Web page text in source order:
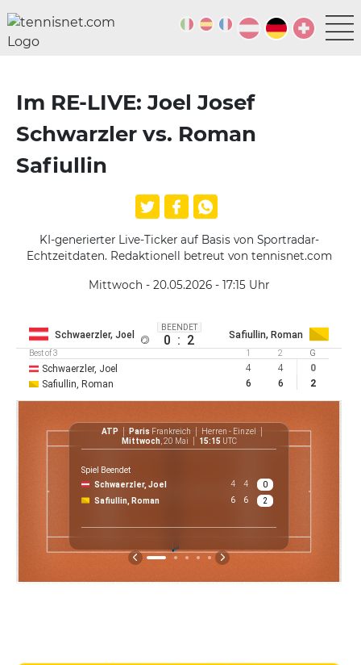
Im RE-LIVE: Joel Josef
Schwarzler vs. Roman
Safiullin
KI-generierter Live-Ticker auf Basis von Sportradar-
Echtzeitdaten. Redaktionell betreut von tennisnet.com
Mittwoch - 20.05.2026 - 17:15 Uhr
Schwaerzler, Joel
BEENDET
0 : 2 Safiullin, Roman
Best of 3 1 2 G
Schwaerzler, Joel 4 4
0
Safiullin, Roman
6 6 2
ATP Paris Frankreich
Herren - Einzel
Mittwoch , 20 Mai 15:15 UTC
Spiel Beendet
Schwaerzler, Joel
4 4
0
Safiullin, Roman
6 6 2